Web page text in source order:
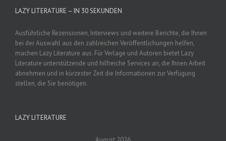
LAZY LITERATURE – IN 30 SEKUNDEN
Ausführliche Rezensionen, Interviews und weitere Berichte, die Ihnen
bei der Auswahl aus den zahlreichen Veröffentlichungen helfen,
machen Lazy Literature aus. Für Verlage und Autoren bietet Lazy
Literature unterstützende und hilfreiche Services an, die Ihnen Arbeit
abnehmen und in kürzester Zeit die Informationen zur Verfügung
stellen, die Sie benötigen.
LAZY LITERATURE